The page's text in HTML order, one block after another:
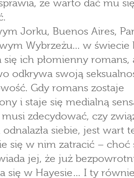
że warto dać mu
Jorku, Buenos Aires,
Wybrzeżu... w świecie
ich płomienny romans,
odkrywa swoją
Gdy romans zostaje
i staje się medialną
musi zdecydować, czy
siebie, jest wart
się w nim zatracić – choć
jej, że już
się w Hayesie… I ty